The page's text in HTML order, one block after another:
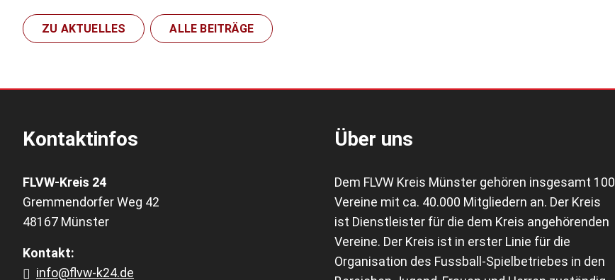
ZU AKTUELLES ALLE BEITRÄGE
Kontaktinfos
FLVW-Kreis 24
Gremmendorfer Weg 42
48167 Münster
Kontakt:
info@flvw-k24.de
Über uns
Dem FLVW Kreis Münster gehören insgesamt 100
Vereine mit ca. 40.000 Mitgliedern an. Der Kreis
ist Dienstleister für die dem Kreis angehörenden
Vereine. Der Kreis ist in erster Linie für die
Organisation des Fussball-Spielbetriebes in den